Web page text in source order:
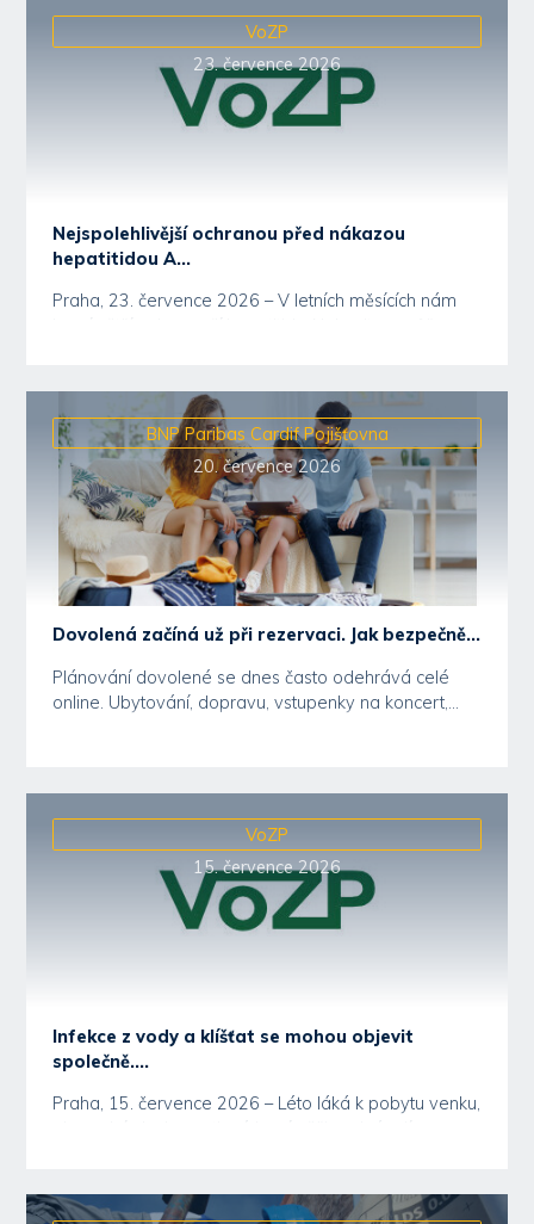
VoZP
23. července 2026
Nejspolehlivější ochranou před nákazou
hepatitidou A...
Praha, 23. července 2026 – V letních měsících nám
BNP Paribas Cardif Pojišťovna
20. července 2026
Dovolená začíná už při rezervaci. Jak bezpečně...
Plánování dovolené se dnes často odehrává celé
online. Ubytování, dopravu, vstupenky na koncert,...
VoZP
15. července 2026
Infekce z vody a klíšťat se mohou objevit
společně....
Praha, 15. července 2026 – Léto láká k pobytu venku,